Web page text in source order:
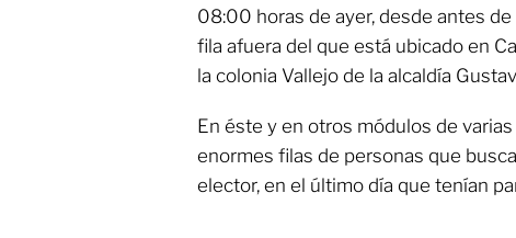
08:00 horas de ayer, desde antes
fila afuera del que está ubicado en
la colonia Vallejo de la alcaldía
En éste y en otros módulos de
enormes filas de personas que
elector, en el último día que tenían